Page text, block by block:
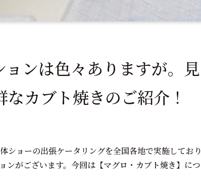
ンは色々ありますが。見
カブト焼きのご紹介！
ショーの出張ケータリングを全国各地で実施しており
ンがございます。今回は【マグロ・カブト焼き】につ